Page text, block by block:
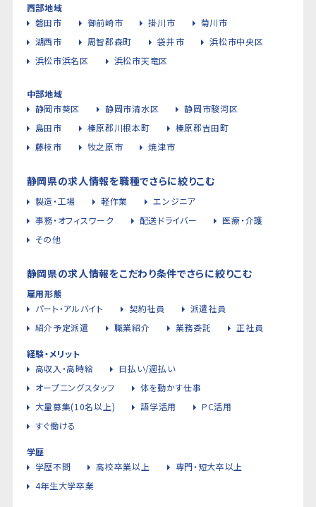
西部地域
磐田市
御前崎市 掛川市
菊川市
湖西市
周智郡森町 袋井市
浜松市中央区
浜松市浜名区
浜松市天竜区
中部地域
静岡市葵区
静岡市清水区
静岡市駿河区
島田市
榛原郡川根本町
榛原郡吉田町
藤枝市
牧之原市 焼津市
静岡県の求人情報を職種でさらに絞りこむ
製造・工場 軽作業
エンジニア
事務・オフィスワーク
配送ドライバー
医療・介護
その他
静岡県の求人情報をこだわり条件でさらに絞りこむ
雇用形態
パート・アルバイト
契約社員
派遣社員
紹介予定派遣
職業紹介 業務委託 正社員
経験・メリット
高収入・高時給
日払い/週払い
オープニングスタッフ
体を動かす仕事
大量募集(10名以上)
語学活用
PC活用
すぐ働ける
学歴
学歴不問
高校卒業以上
専門・短大卒以上
4年生大学卒業